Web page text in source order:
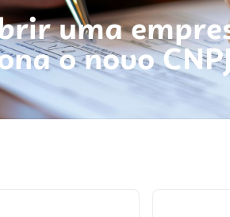
uma
o novo